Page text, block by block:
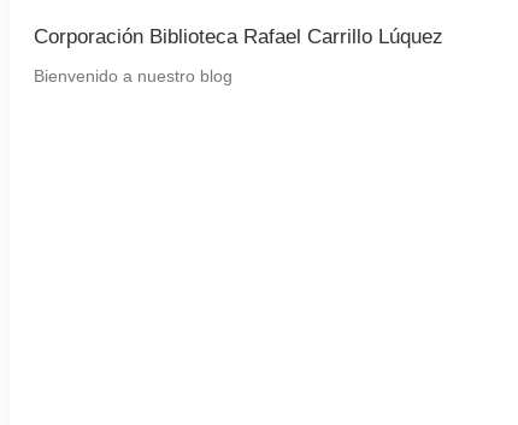
Corporación Biblioteca Rafael Carrillo Lúquez
Bienvenido a nuestro blog